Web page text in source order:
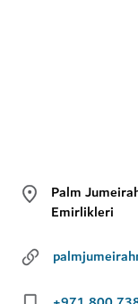
Palm
Emirlikleri